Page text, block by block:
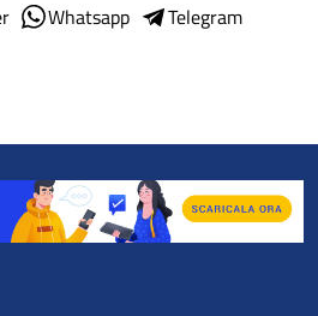
Whatsapp
Telegram